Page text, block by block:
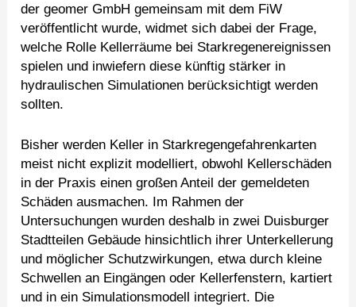
der geomer GmbH gemeinsam mit dem FiW
veröffentlicht wurde, widmet sich dabei der Frage,
welche Rolle Kellerräume bei Starkregenereignissen
spielen und inwiefern diese künftig stärker in
hydraulischen Simulationen berücksichtigt werden
sollten.
Bisher werden Keller in Starkregengefahrenkarten
meist nicht explizit modelliert, obwohl Kellerschäden
in der Praxis einen großen Anteil der gemeldeten
Schäden ausmachen. Im Rahmen der
Untersuchungen wurden deshalb in zwei Duisburger
Stadtteilen Gebäude hinsichtlich ihrer Unterkellerung
und möglicher Schutzwirkungen, etwa durch kleine
Schwellen an Eingängen oder Kellerfenstern, kartiert
und in ein Simulationsmodell integriert. Die